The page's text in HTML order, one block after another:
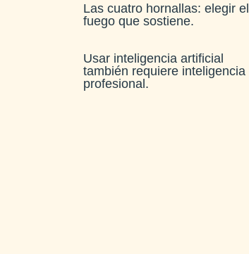
Las cuatro hornallas: elegir el
fuego que sostiene.
Usar inteligencia artificial
también requiere inteligencia
profesional.